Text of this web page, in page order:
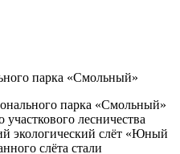
парка «Смольный»
лесничества
экологический слёт «Юный
слёта стали